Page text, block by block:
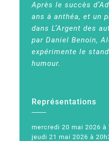
Après le succès
ans à anthéa, et un
dans L’Argent des
par Daniel Benoin,
expérimente le
humour.
Représentations
mercredi 20 mai 2026 à
jeudi 21 mai 2026 à